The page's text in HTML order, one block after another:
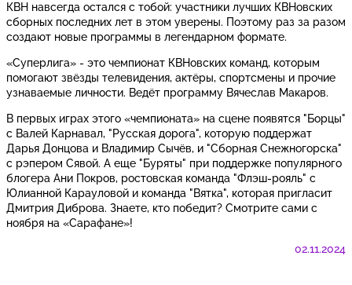
КВН навсегда остался с тобой: участники лучших КВНовских
сборных последних лет в этом уверены. Поэтому раз за разом
создают новые программы в легендарном формате.
«Суперлига» - это чемпионат КВНовских команд, которым
помогают звёзды телевидения, актёры, спортсмены и прочие
узнаваемые личности. Ведёт программу Вячеслав Макаров.
В первых играх этого «чемпионата» на сцене появятся "Борцы"
с Валей Карнавал, "Русская дорога", которую поддержат
Дарья Донцова и Владимир Сычёв, и "Сборная Снежногорска"
с рэпером Сявой. А еще "Буряты" при поддержке популярного
блогера Ани Покров, ростовская команда "Флэш-рояль" с
Юлианной Карауловой и команда "Вятка", которая пригласит
Дмитрия Диброва. Знаете, кто победит? Смотрите сами с
ноября на «Сарафане»!
02.11.2024